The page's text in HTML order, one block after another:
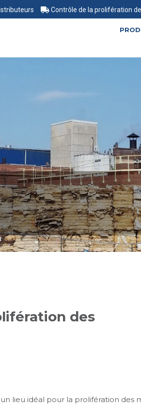
Contrôle de la prolifération
des
lieu idéal pour la prolifération des